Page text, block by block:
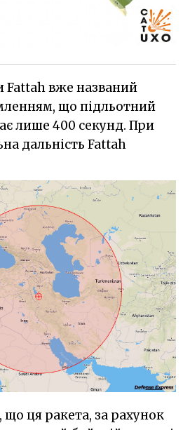
Fattah вже названий
що підльотний
лише 400 секунд. При
дальність Fattah
що ця ракета, за рахунок